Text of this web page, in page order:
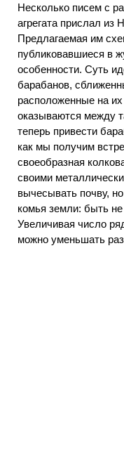
Несколько писем с
агрегата прислал
Предлагаемая им
публиковавшиеся в
особенности. Суть
барабанов,
расположенные на
оказываются между
теперь привести
как мы получим
своеобразная
своими
вычесывать почву,
комья земли: быть
Увеличивая число
можно уменьшать